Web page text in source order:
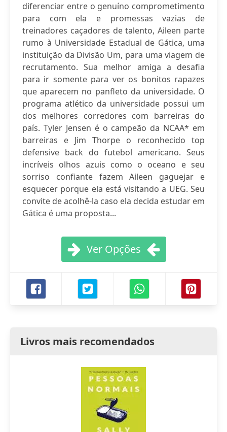
diferenciar entre o genuíno comprometimento
para com ela e promessas vazias de
treinadores caçadores de talento, Aileen parte
rumo à Universidade Estadual de Gática, uma
instituição da Divisão Um, para uma viagem de
recrutamento. Sua melhor amiga a desafia
para ir somente para ver os bonitos rapazes
que aparecem no panfleto da universidade. O
programa atlético da universidade possui um
dos melhores corredores com barreiras do
país. Tyler Jensen é o campeão da NCAA* em
barreiras e Jim Thorpe o reconhecido top
defensive back do futebol americano. Seus
incríveis olhos azuis como o oceano e seu
sorriso confiante fazem Aileen gaguejar e
esquecer porque ela está visitando a UEG. Seu
convite de acolhê-la caso ela decida estudar em
Gática é uma proposta...
Ver Opções
Livros mais recomendados